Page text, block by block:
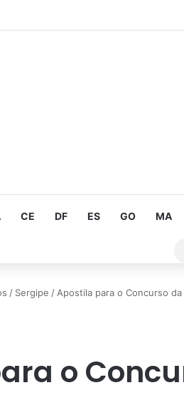
CE DF ES GO MA
/ Sergipe / Apostila para o Concurso
o